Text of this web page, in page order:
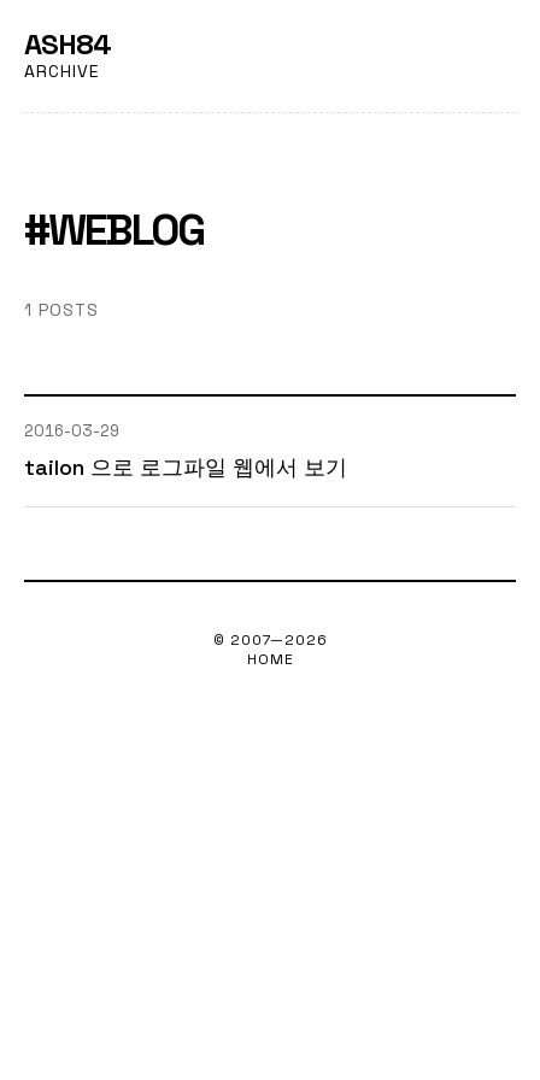
ASH84
ARCHIVE
#WEBLOG
1 POSTS
2016-03-29
tailon 으로 로그파일 웹에서 보기
© 2007—2026
HOME